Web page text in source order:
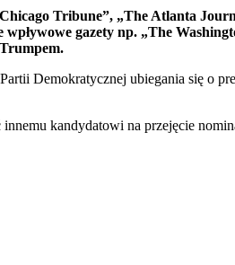
Tribune”, „The Atlanta
gazety np. „The
Demokratycznej ubiegania się o
kandydatowi na przejęcie